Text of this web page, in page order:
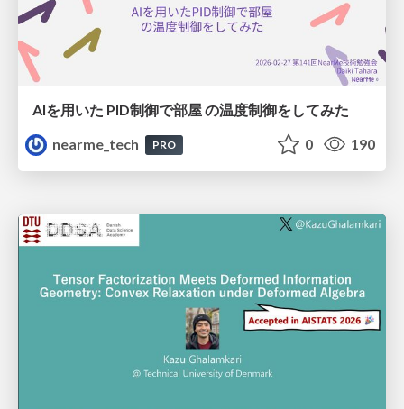
AIを用いた PID制御で部屋 の温度制御をしてみた
nearme_tech
PRO 0 190